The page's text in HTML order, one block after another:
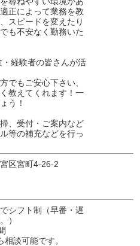
正によって業務を教
スピードを変えたり
も不安なく勤務いた
経験者の皆さんが活
でもご安心下さい、
教えてくれます！一
う！
、受付・ご案内など
等の補充などを行っ
区宮町4-26-2
シフト制（早番・遅
）
談可能です。